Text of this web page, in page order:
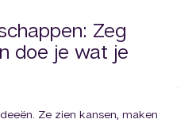
Zeg
doe je wat je
Ze zien kansen, maken